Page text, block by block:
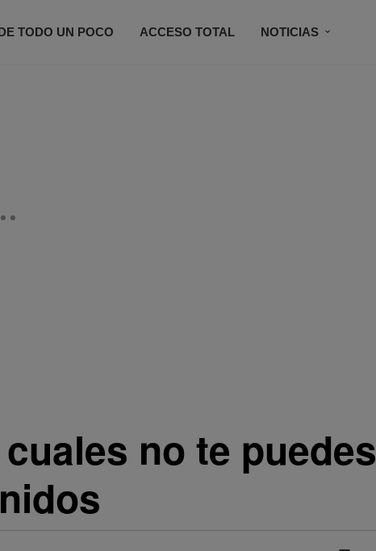
TODO UN POCO ACCESO TOTAL NOTICIAS
no te puedes